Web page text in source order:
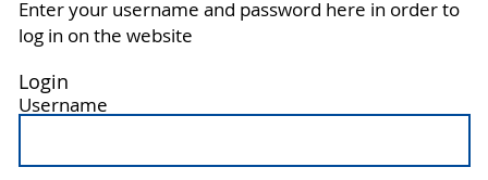
Enter your username and password here in order to
log in on the website
Login
Username